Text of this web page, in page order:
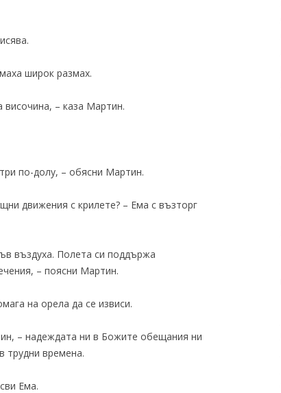
широк размах.
– каза Мартин.
по-долу, – обясни Мартин.
движения с крилете? – Ема с възторг
въздуха. Полета си поддържа
– поясни Мартин.
на орела да се извиси.
– надеждата ни в Божите обещания ни
трудни времена.
Ема.